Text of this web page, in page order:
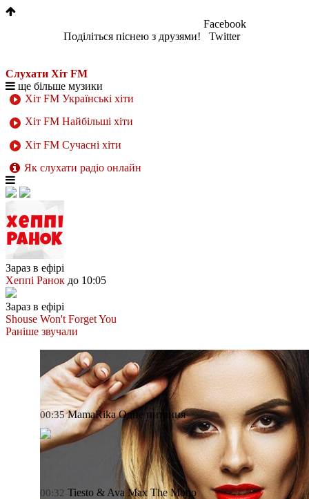
Поділіться піснею з друзями!
Facebook
Twitter
Слухати Хіт FM
ще більше музики
Хіт FM Українські хіти
Хіт FM Найбільші хіти
Хіт FM Сучасні хіти
Як слухати радіо онлайн
Зараз в ефірі
Хеппі Ранок до 10:05
Зараз в ефірі
Shouse Won't Forget You
Раніше звучали
00:35 MamaRika Одне питання
00:32 Tiesto & Ava Max The Motto